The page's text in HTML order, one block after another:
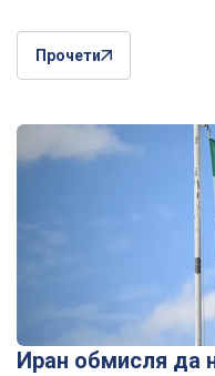
Прочети
Иран обмисля да